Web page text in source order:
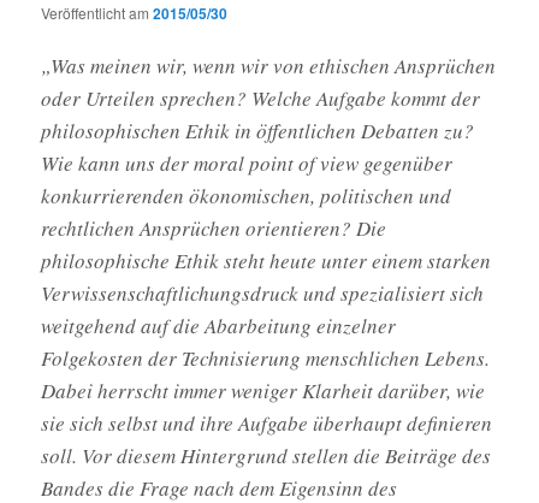
Veröffentlicht am2015/05/30
„Was meinen wir, wenn wir von ethischen Ansprüchen
oder Urteilen sprechen? Welche Aufgabe kommt der
philosophischen Ethik in öffentlichen Debatten zu?
Wie kann uns der moral point of view gegenüber
konkurrierenden ökonomischen, politischen und
rechtlichen Ansprüchen orientieren? Die
philosophische Ethik steht heute unter einem starken
Verwissenschaftlichungsdruck und spezialisiert sich
weitgehend auf die Abarbeitung einzelner
Folgekosten der Technisierung menschlichen Lebens.
Dabei herrscht immer weniger Klarheit darüber, wie
sie sich selbst und ihre Aufgabe überhaupt definieren
soll. Vor diesem Hintergrund stellen die Beiträge des
Bandes die Frage nach dem Eigensinn des